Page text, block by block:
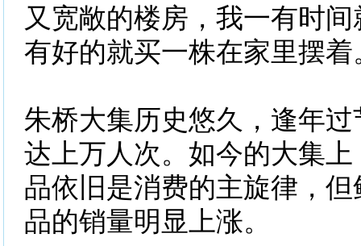
又宽敞的楼房，我一有时
有好的就买一株在家里摆着
朱桥大集历史悠久，逢年
达上万人次。如今的大集
品依旧是消费的主旋律，
品的销量明显上涨。